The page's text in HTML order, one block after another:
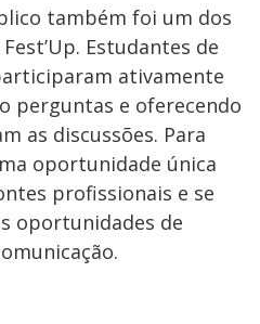
também foi um dos
Estudantes de
ativamente
perguntas e oferecendo
as discussões. Para
oportunidade única
profissionais e se
oportunidades de